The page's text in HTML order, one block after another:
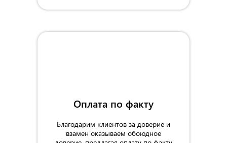
Оплата по факту
Благодарим клиентов за доверие и
взамен оказываем обоюдное